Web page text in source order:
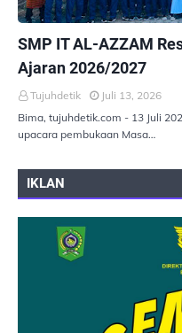
SMP IT AL-AZZAM
Ajaran 2026/2027
Tujuhdetik
Juli 13, 2026
Bima, tujuhdetik.com - 13 Juli
upacara pembukaan Masa…
IKLAN